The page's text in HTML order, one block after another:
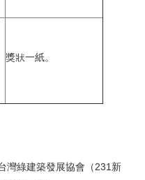
獎狀一紙。
灣綠建築發展協會（231新